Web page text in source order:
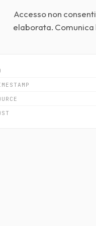
Accesso non
elaborata.